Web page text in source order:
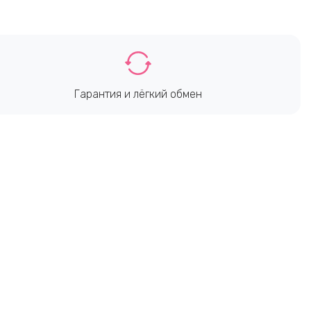
Гарантия и лёгкий обмен